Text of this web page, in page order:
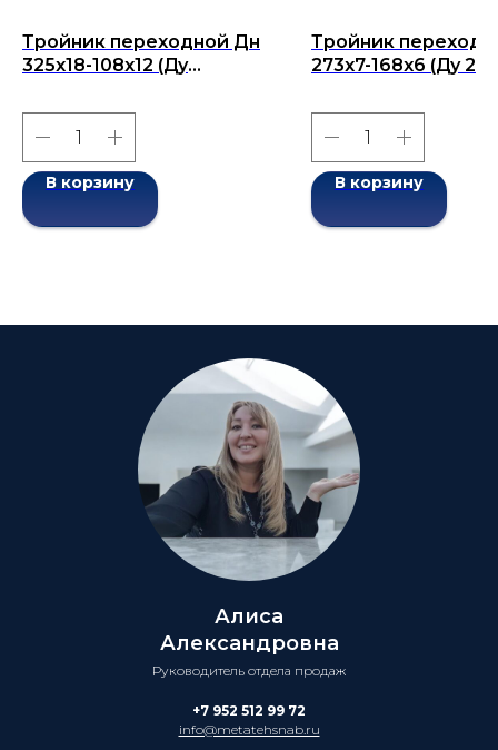
Тройник переходной Дн
325х18-108х12 (Ду
ГОСТ 17376-2001
В корзину
Тройник
273х7-168х6 (Ду
2001
В корзину
Алиса
Александровна
Руководитель отдела продаж
+7 952 512 99 72
info@metatehsnab.ru